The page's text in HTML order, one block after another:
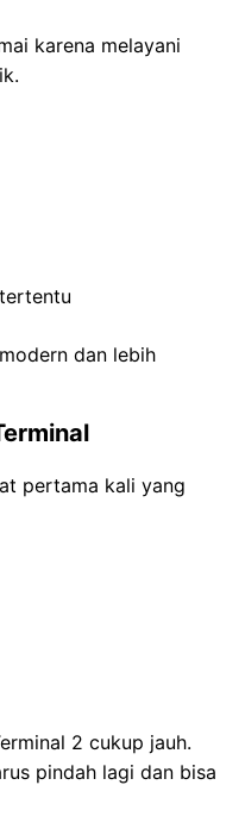
karena melayani
dan lebih
pertama kali yang
2 cukup jauh.
pindah lagi dan bisa